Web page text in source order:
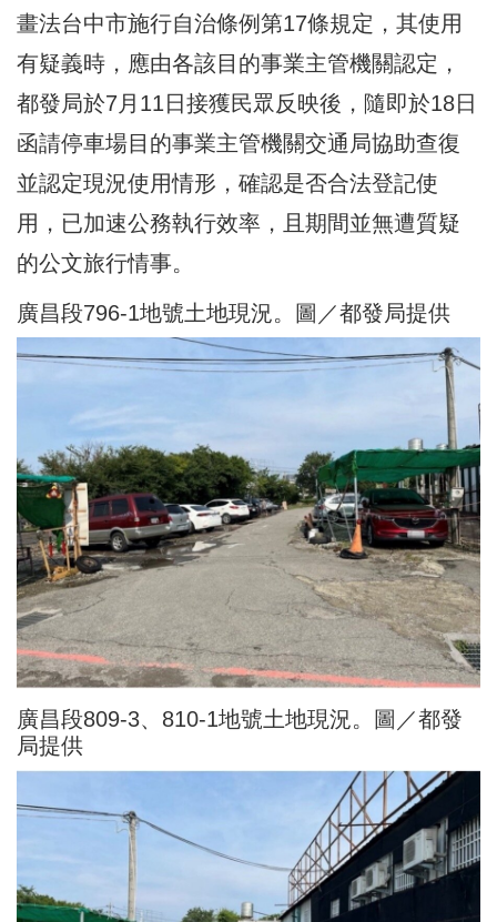
畫法台中市施行自治條例第17條規定，其使用
有疑義時，應由各該目的事業主管機關認定，
都發局於7月11日接獲民眾反映後，隨即於18日
函請停車場目的事業主管機關交通局協助查復
並認定現況使用情形，確認是否合法登記使
用，已加速公務執行效率，且期間並無遭質疑
的公文旅行情事。
廣昌段796-1地號土地現況。圖／都發局提供
廣昌段809-3、810-1地號土地現況。圖／都發
局提供